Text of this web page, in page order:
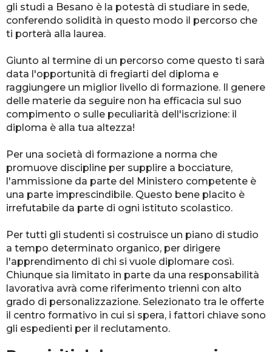
gli studi a Besano è la potestà di studiare in sede,
conferendo solidità in questo modo il percorso che
ti porterà alla laurea.
Giunto al termine di un percorso come questo ti sarà
data l'opportunità di fregiarti del diploma e
raggiungere un miglior livello di formazione. Il genere
delle materie da seguire non ha efficacia sul suo
compimento o sulle peculiarità dell'iscrizione: il
diploma è alla tua altezza!
Per una società di formazione a norma che
promuove discipline per supplire a bocciature,
l'ammissione da parte del Ministero competente è
una parte imprescindibile. Questo bene placito è
irrefutabile da parte di ogni istituto scolastico.
Per tutti gli studenti si costruisce un piano di studio
a tempo determinato organico, per dirigere
l'apprendimento di chi si vuole diplomare così.
Chiunque sia limitato in parte da una responsabilità
lavorativa avrà come riferimento trienni con alto
grado di personalizzazione. Selezionato tra le offerte
il centro formativo in cui si spera, i fattori chiave sono
gli espedienti per il reclutamento.